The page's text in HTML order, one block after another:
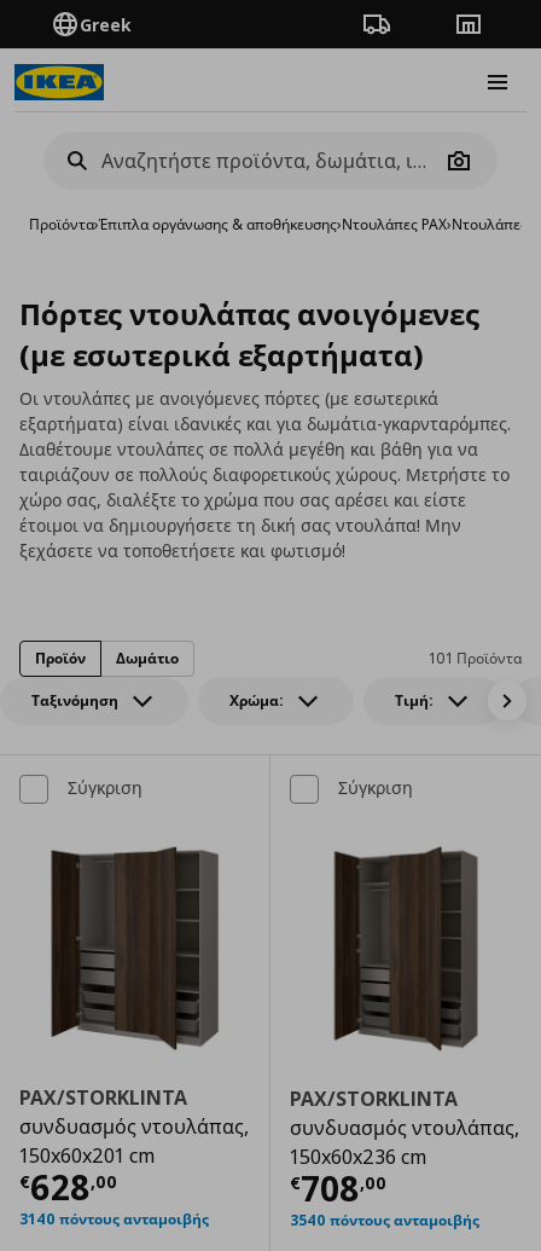
Greek Πορεία παραγγελίας
Camera
Προϊόντα›Έπιπλα οργάνωσης & αποθήκευσης›Ντουλάπες PAX›Ντουλάπες
Πόρτες ντουλάπας ανοιγόμενες
(με εσωτερικά εξαρτήματα)
Οι ντουλάπες με ανοιγόμενες πόρτες (με εσωτερικά
εξαρτήματα) είναι ιδανικές και για δωμάτια-γκαρνταρόμπες.
Διαθέτουμε ντουλάπες σε πολλά μεγέθη και βάθη για να
ταιριάζουν σε πολλούς διαφορετικούς χώρους. Μετρήστε το
χώρο σας, διαλέξτε το χρώμα που σας αρέσει και είστε
έτοιμοι να δημιουργήσετε τη δική σας ντουλάπα! Μην
ξεχάσετε να τοποθετήσετε και φωτισμό!
Ταξινόμηση Χρώμα: Τιμή:
101 Προϊόντα
Προϊόν Δωμάτιο
Σύγκριση
PAX/STORKLINTA
συνδυασμός ντουλάπας,
150x60x201 cm
€628,00
Τρέχουσα τιμή € 628,00
3140 πόντους ανταμοιβής
Σύγκριση
PAX/STORKLINTA
συνδυασμός ντουλάπας,
150x60x236 cm
€708,00
Τρέχουσα
3540 πόντους ανταμοιβής